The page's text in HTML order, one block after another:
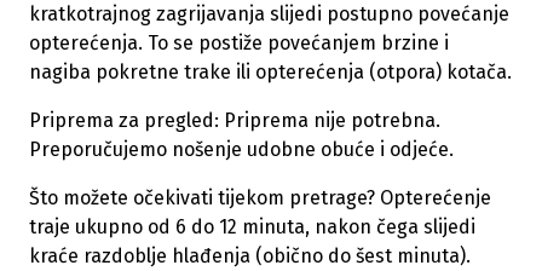
kratkotrajnog zagrijavanja slijedi postupno povećanje
opterećenja. To se postiže povećanjem brzine i
nagiba pokretne trake ili opterećenja (otpora) kotača.
Priprema za pregled: Priprema nije potrebna.
Preporučujemo nošenje udobne obuće i odjeće.
Što možete očekivati ​​tijekom pretrage? Opterećenje
traje ukupno od 6 do 12 minuta, nakon čega slijedi
kraće razdoblje hlađenja (obično do šest minuta).